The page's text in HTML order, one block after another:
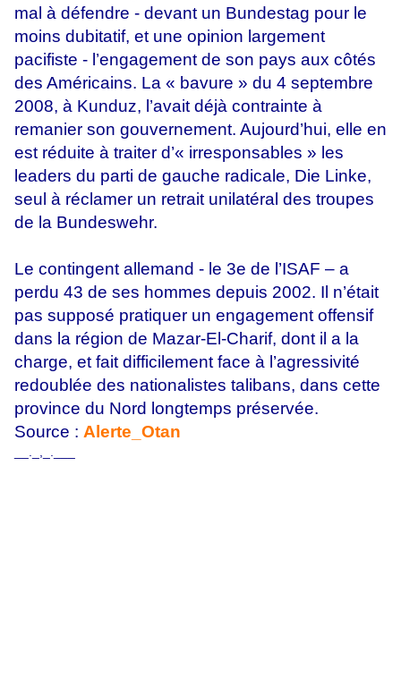
mal à défendre - devant un Bundestag pour le
moins dubitatif, et une opinion largement
pacifiste - l’engagement de son pays aux côtés
des Américains. La « bavure » du 4 septembre
2008, à Kunduz, l’avait déjà contrainte à
remanier son gouvernement. Aujourd’hui, elle en
est réduite à traiter d’« irresponsables » les
leaders du parti de gauche radicale, Die Linke,
seul à réclamer un retrait unilatéral des troupes
de la Bundeswehr.
Le contingent allemand - le 3e de l’ISAF – a
perdu 43 de ses hommes depuis 2002. Il n’était
pas supposé pratiquer un engagement offensif
dans la région de Mazar-El-Charif, dont il a la
charge, et fait difficilement face à l’agressivité
redoublée des nationalistes talibans, dans cette
province du Nord longtemps préservée.
Source : Alerte_Otan